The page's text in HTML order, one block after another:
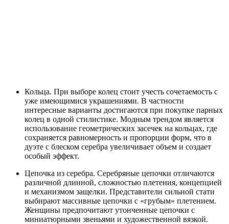
Кольца. При выборе колец стоит учесть сочетаемость с
уже имеющимися украшениями. В частности
интересные варианты достигаются при покупке парных
колец в одной стилистике. Модным трендом является
использование геометрических засечек на кольцах, где
сохраняется равномерность и пропорции форм, что в
дуэте с блеском серебра увеличивает объем и создает
особый эффект.
Цепочка из серебра. Серебряные цепочки отличаются
различной длинной, сложностью плетения, концепцией
и механизмом защелки. Представители сильной стати
выбирают массивные цепочки с «грубым» плетением.
Женщины предпочитают утонченные цепочки с
миниатюрными звеньями и художественной вязкой.